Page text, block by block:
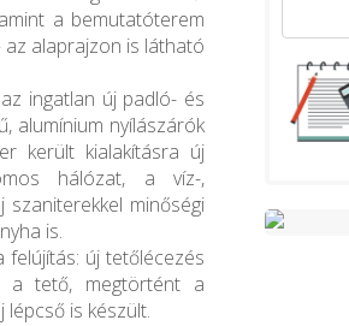
a bemutatóterem
alaprajzon is látható
ingatlan új padló- és
alumínium nyílászárók
került kialakításra új
hálózat, a víz-,
szaniterekkel minőségi
is.
felújítás: új tetőlécezés
a tető, megtörtént a
is készült.